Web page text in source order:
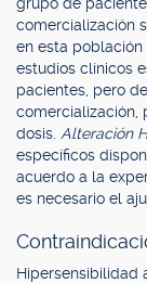
comercialización
en esta población
estudios clínicos
pacientes, pero
comercialización,
dosis. Alteración
específicos
acuerdo a la
es necesario el
Hipersensibilidad